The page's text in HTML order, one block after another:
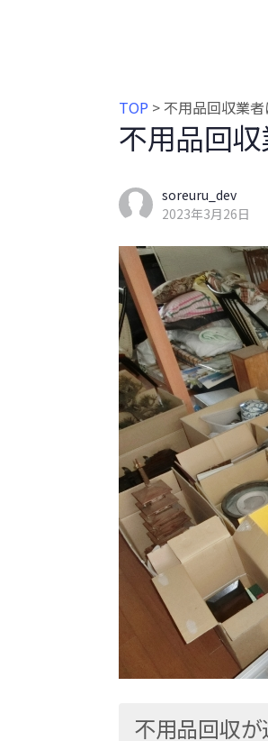
TOP > 不用品回収業
不用品回
soreuru_dev
2023年3月26日
不用品回収